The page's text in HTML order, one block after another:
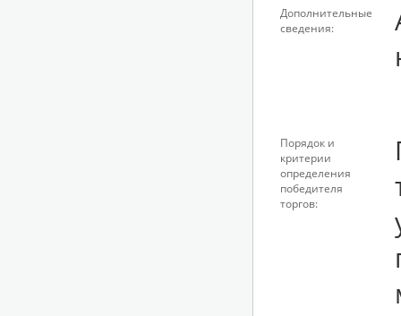
Дополнительные
сведения:
Порядок и
критерии
определения
победителя
торгов: